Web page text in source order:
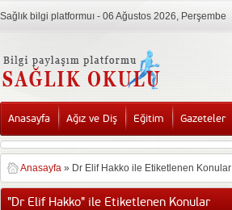
Sağlık bilgi platformuı - 06 Ağustos 2026, Perşembe
Anasayfa Ağız ve Diş Eğitim Gazeteler
Anasayfa » Dr Elif Hakko ile Etiketlenen Konular
"Dr Elif Hakko" ile Etiketlenen Konular